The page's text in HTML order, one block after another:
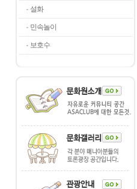
설화
민속놀이
보호수